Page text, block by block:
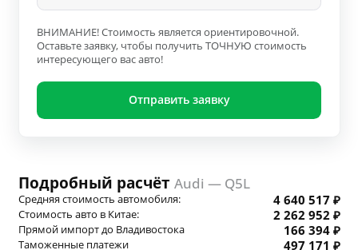
ВНИМАНИЕ! Стоимость является ориентировочной.
Оставьте заявку, чтобы получить ТОЧНУЮ стоимость
интересующего вас авто!
Отправить заявку
Подробный расчёт Audi — Q5L
Средняя стоимость автомобиля: 4 640 517 ₽
Стоимость авто в Китае: 2 262 952 ₽
Прямой импорт до Владивостока 166 394 ₽
Таможенные платежи 497 171 ₽